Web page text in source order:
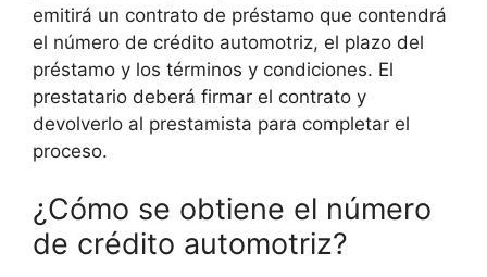
emitirá un contrato de préstamo que contendrá
el número de crédito automotriz, el plazo del
préstamo y los términos y condiciones. El
prestatario deberá firmar el contrato y
devolverlo al prestamista para completar el
proceso.
¿Cómo se obtiene el número
de crédito automotriz?